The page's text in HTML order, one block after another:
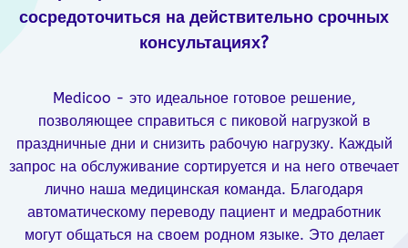
сосредоточиться на действительно срочных
консультациях?
Medicoo - это идеальное готовое решение,
позволяющее справиться с пиковой нагрузкой в
праздничные дни и снизить рабочую нагрузку. Каждый
запрос на обслуживание сортируется и на него отвечает
лично наша медицинская команда. Благодаря
автоматическому переводу пациент и медработник
могут общаться на своем родном языке. Это делает